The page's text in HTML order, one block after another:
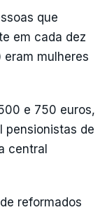
que
em cada dez
mulheres
e 750 euros,
pensionistas de
central
reformados